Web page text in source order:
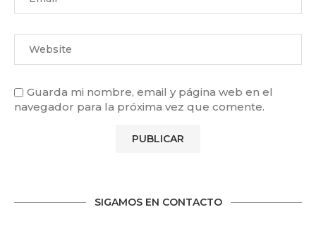
Guarda mi nombre, email y página web en el
navegador para la próxima vez que comente.
SIGAMOS EN CONTACTO